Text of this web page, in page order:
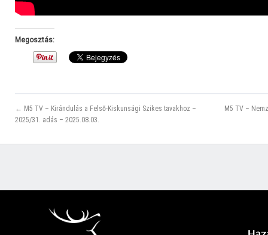
Megosztás:
← M5 TV – Kirándulás a Felső-Kiskunsági Szikes tavakhoz –
2025/31. adás – 2025.08.03.
M5 TV –